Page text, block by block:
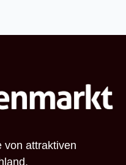
von attraktiven